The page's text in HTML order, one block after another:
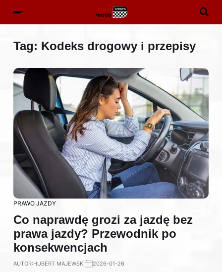
Tag: Kodeks drogowy i przepisy
PRAWO JAZDY
Co naprawdę grozi za jazdę bez
prawa jazdy? Przewodnik po
konsekwencjach
AUTOR:HUBERT MAJEWSKI 2026-01-26